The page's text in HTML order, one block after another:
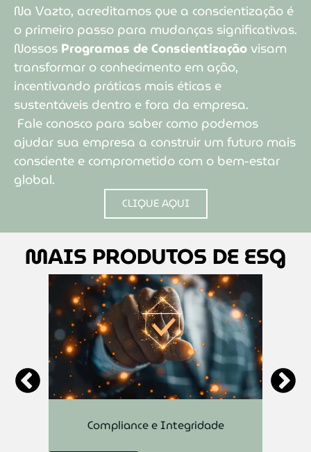
Na Vazto, acreditamos que a conscientização é
o primeiro passo para mudanças significativas.
Nossos Programas de Conscientizaçãovisam
transformar o conhecimento em ação,
incentivando práticas mais éticas e
sustentáveis dentro e fora da empresa.
Fale conosco para saber como podemos
ajudar sua empresa a construir um futuro mais
consciente e comprometido com o bem-estar
global.
CLIQUE AQUI
MAIS PRODUTOS DE ESG
Compliance e Integridade